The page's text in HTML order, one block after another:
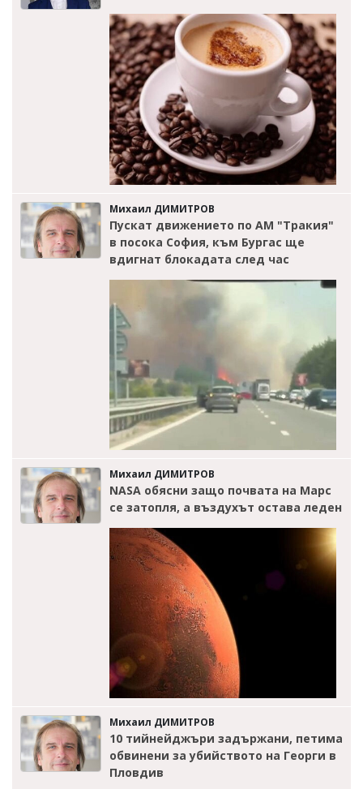
Михаил ДИМИТРОВ
Пускат движението по АМ "Тракия"
в посока София, към Бургас ще
вдигнат блокадата след час
Михаил ДИМИТРОВ
NASA обясни защо почвата на Марс
се затопля, а въздухът остава леден
Михаил ДИМИТРОВ
10 тийнейджъри задържани, петима
обвинени за убийството на Георги в
Пловдив